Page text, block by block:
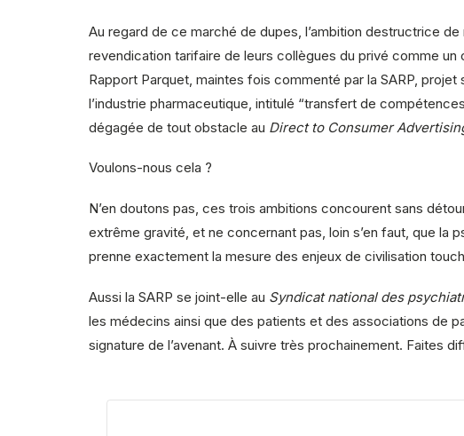
Au regard de ce marché de dupes, l’ambition destructrice
revendication tarifaire de leurs collègues du privé comme un
Rapport Parquet, maintes fois commenté par la SARP,
l’industrie pharmaceutique, intitulé “transfert de
dégagée de tout obstacle au Direct to Consumer
Voulons-nous cela ?
N’en doutons pas, ces trois ambitions concourent sans
extrême gravité, et ne concernant pas, loin s’en faut, que la
prenne exactement la mesure des enjeux de civilisation
Aussi la SARP se joint-elle au Syndicat national des
les médecins ainsi que des patients et des associations de
signature de l’avenant. À suivre très prochainement. Faites